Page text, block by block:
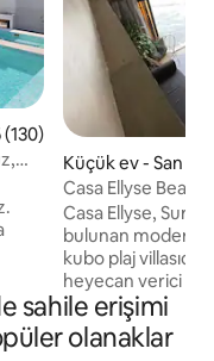
ortalama 4,95
Küçük ev - San
Casa Ellyse
Endüstriyel Çatı
Casa Ellyse,
bulunan modern
kubo plaj
heyecan verici
uzaklıkta,
Surftown havasında
konaklayabiliriz.
sahile erişimi
olanaklar